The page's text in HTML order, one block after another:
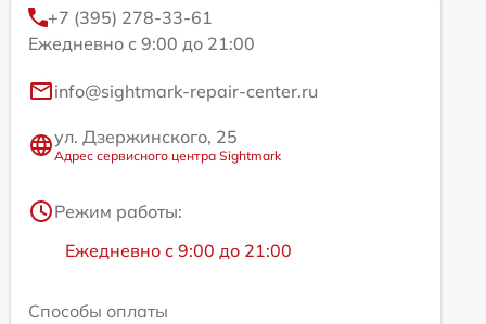
+7 (395) 278-33-61
Ежедневно с 9:00 до 21:00
info@sightmark-repair-center.ru
ул. Дзержинского, 25
Адрес сервисного центра Sightmark
Режим работы:
Ежедневно с 9:00 до 21:00
Способы оплаты